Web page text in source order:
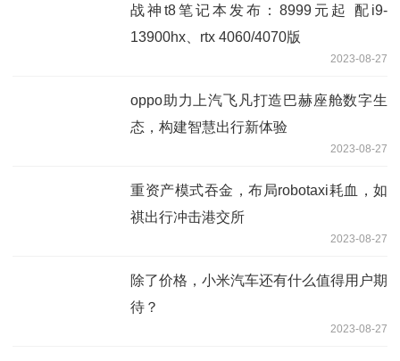
战神t8笔记本发布：8999元起 配i9-
13900hx、rtx 4060/4070版
2023-08-27
oppo助力上汽飞凡打造巴赫座舱数字生
态，构建智慧出行新体验
2023-08-27
重资产模式吞金，布局robotaxi耗血，如
祺出行冲击港交所
2023-08-27
除了价格，小米汽车还有什么值得用户期
待？
2023-08-27